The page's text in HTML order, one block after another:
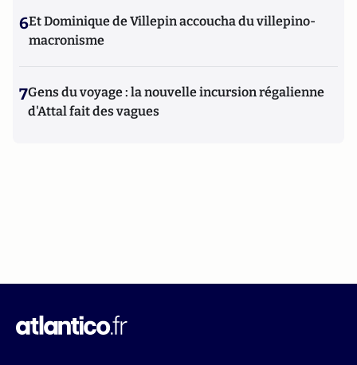
6Et Dominique de Villepin accoucha du villepino-
macronisme
7Gens du voyage : la nouvelle incursion régalienne
d'Attal fait des vagues